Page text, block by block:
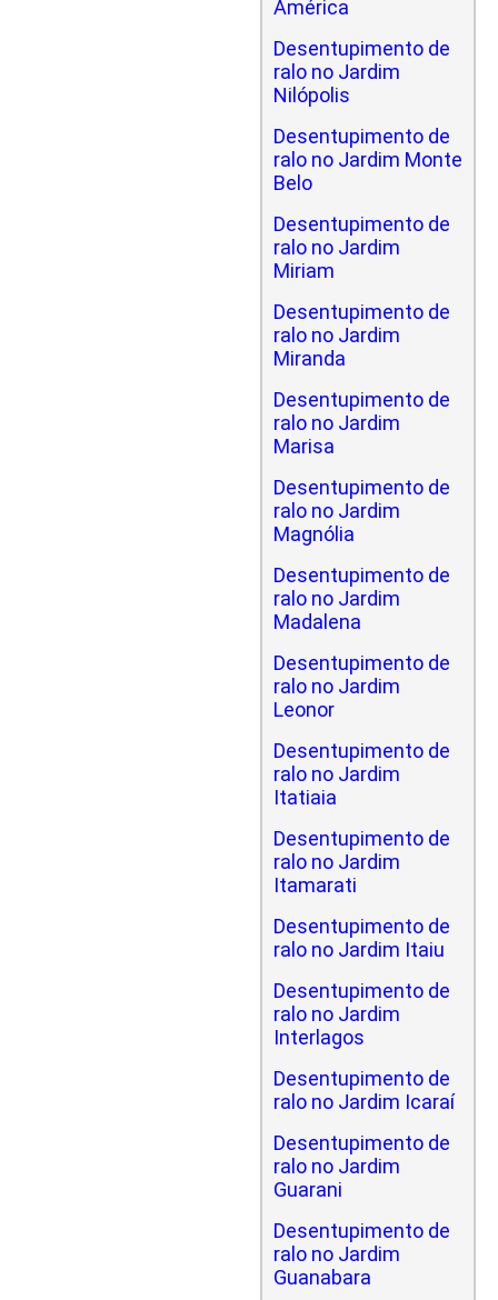
América
Desentupimento de
ralo no Jardim
Nilópolis
Desentupimento de
ralo no Jardim Monte
Belo
Desentupimento de
ralo no Jardim
Miriam
Desentupimento de
ralo no Jardim
Miranda
Desentupimento de
ralo no Jardim
Marisa
Desentupimento de
ralo no Jardim
Magnólia
Desentupimento de
ralo no Jardim
Madalena
Desentupimento de
ralo no Jardim
Leonor
Desentupimento de
ralo no Jardim
Itatiaia
Desentupimento de
ralo no Jardim
Itamarati
Desentupimento de
ralo no Jardim Itaiu
Desentupimento de
ralo no Jardim
Interlagos
Desentupimento de
ralo no Jardim Icaraí
Desentupimento de
ralo no Jardim
Guarani
Desentupimento de
ralo no Jardim
Guanabara